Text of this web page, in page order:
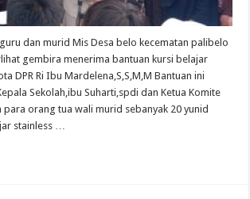
dan murid Mis Desa belo kecematan palibelo
gembira menerima bantuan kursi belajar
DPR Ri Ibu Mardelena,S,S,M,M Bantuan ini
Sekolah,ibu Suharti,spdi dan Ketua Komite
orang tua wali murid sebanyak 20 yunid
stainless …